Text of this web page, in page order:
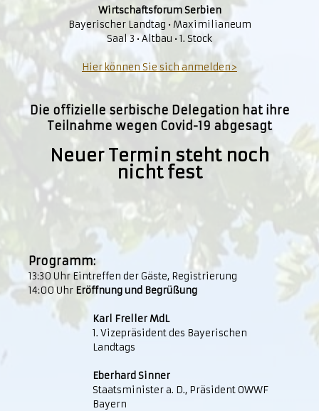
Wirt­schafts­fo­rum Ser­bi­en
Baye­ri­scher Land­tag • Ma­xi­mi­li­a­neum
Saal 3 • Alt­bau • 1. Stock
Hier können Sie sich anmelden>
Die offizielle serbische Delegation hat ihre
Teilnahme wegen Covid-19 abgesagt
Neuer Termin steht noch
nicht fest
Programm:
13:30 Uhr Eintreffen der Gäste, Registrierung
14:00 Uhr Eröffnung und Begrüßung
Karl Freller MdL
1. Vizepräsident des Bayerischen
Landtags
Eberhard Sinner
Staatsminister a. D., Präsident OWWF
Bayern